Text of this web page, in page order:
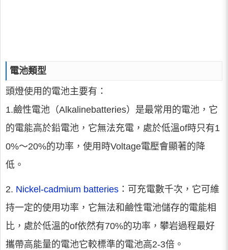
電池類型
頭燈使用的電池主要有：
1.鹼性電池（Alkalinebatteries）是最常用的電池，它
的電能高於鉛電池，它無法充電，處於低溫of時只有1
0%～20%的功率，使用時Voltage電壓會顯著的降
低。
2. Nickel-cadmium batteries ：可充電數千次，它可維
持一定的使用功率，它無法和鹼性電池儲存的電能相
比，處於低溫的of依然有70%的功率，攀岩過程最好
攜帶高能量的電池它較標準的電池高2-3倍。